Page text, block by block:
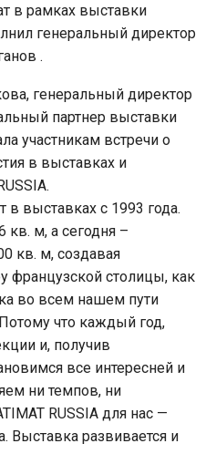
в рамках выставки
генеральный директор
.
генеральный директор
партнер выставки
участникам встречи о
в выставках и
в выставках с 1993 года.
кв. м, а сегодня –
кв. м, создавая
французской столицы, как
во всем нашем пути
что каждый год,
и, получив
все интересней и
ни темпов, ни
RUSSIA для нас —
Выставка развивается и